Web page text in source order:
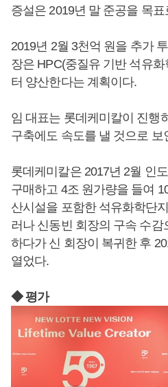
증설은 2019년 말 준공을 목
2019년 2월 3천억 원을 추가
장은 HPC(중질유 기반 석유
터 양산한다는 계획이다.
임 대표는 롯데케미칼이 진행
구축에도 속도를 낼 것으로 보
롯데케미칼은 2017년 2월 인
구매하고 4조 원가량을 들여
산시설을 포함한 석유화학단
러나 신동빈 회장의 구속 수
하다가 신 회장이 복귀한 후
열었다.
◆ 평가